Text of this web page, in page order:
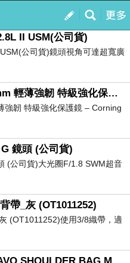
我的
訂閱
II USM(公司貨)
公司貨)鏡頭視角可達超寬廣
【STC】TITAN UV Filter 82mm 輕薄強韌 特級強化保護鏡 – Corning GorillaR 3
強韌 特級強化保護鏡 – Corning
鏡頭 (公司貨)
(公司貨)大光圈F/1.8 SWM超音
帶_灰 (OT1011252)
(OT1011252)使用3/8織帶，適